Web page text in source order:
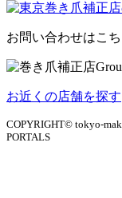
お問い合わせはこ
お近くの店舗を探す
COPYRIGHT© tokyo-
PORTALS